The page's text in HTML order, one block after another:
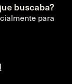
buscaba?
para